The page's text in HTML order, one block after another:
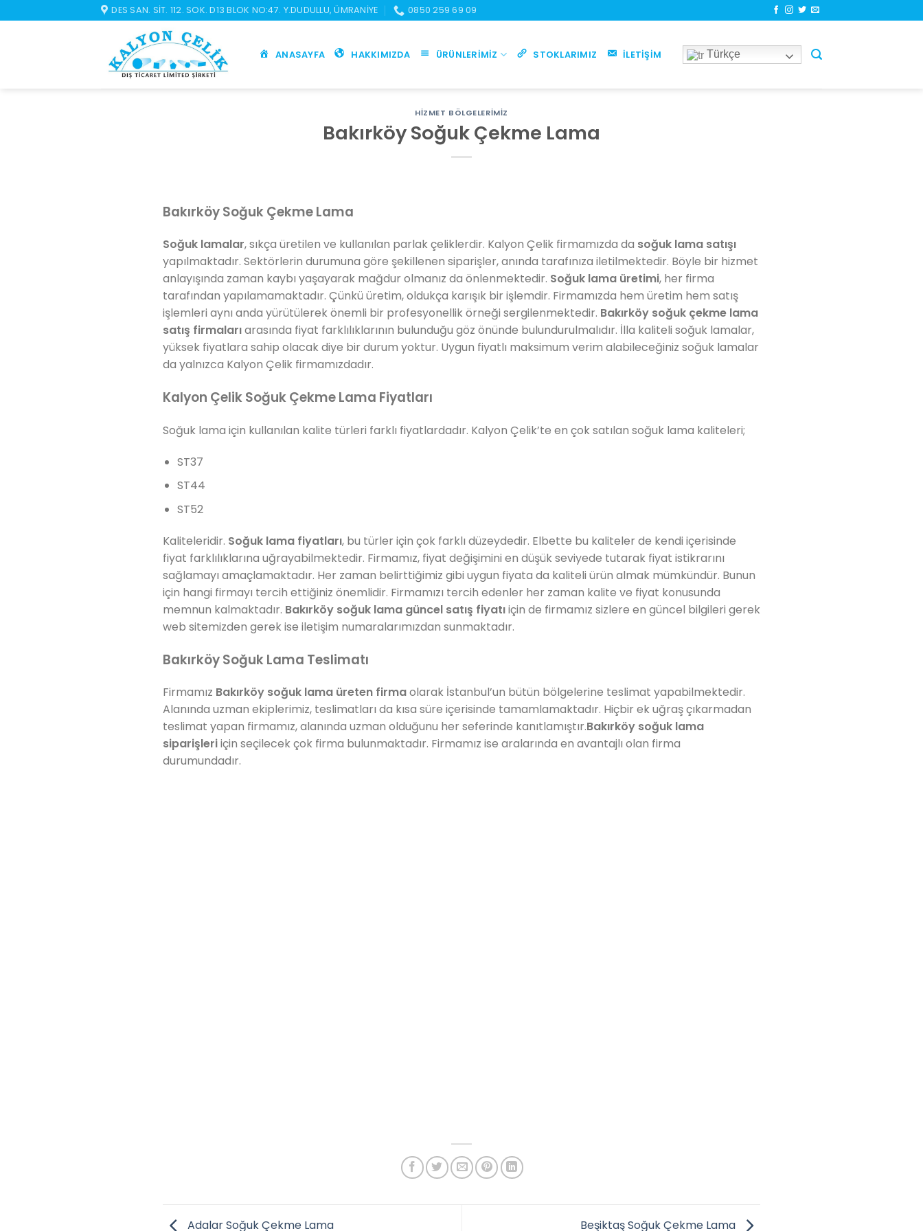
atla
DES SAN. SIT. 112. SOK. D13 BLOK NO:47. Y.DUDULLU, ÜMRANIYE 0850 259 69 09
ANASAYFA HAKKIMIZDA ÜRÜNLERIMIZ STOKLARIMIZ İLETIŞIM Türkçe
HIZMET BÖLGELERIMIZ
Bakırköy Soğuk Çekme Lama
Bakırköy Soğuk Çekme Lama
Soğuk lamalar, sıkça üretilen ve kullanılan parlak çeliklerdir. Kalyon Çelik firmamızda da soğuk lama satışı
yapılmaktadır. Sektörlerin durumuna göre şekillenen siparişler, anında tarafınıza iletilmektedir. Böyle bir hizmet
anlayışında zaman kaybı yaşayarak mağdur olmanız da önlenmektedir. Soğuk lama üretimi, her firma
tarafından yapılamamaktadır. Çünkü üretim, oldukça karışık bir işlemdir. Firmamızda hem üretim hem satış
işlemleri aynı anda yürütülerek önemli bir profesyonellik örneği sergilenmektedir. Bakırköy soğuk çekme lama
satış firmalarıarasında fiyat farklılıklarının bulunduğu göz önünde bulundurulmalıdır. İlla kaliteli soğuk lamalar,
yüksek fiyatlara sahip olacak diye bir durum yoktur. Uygun fiyatlı maksimum verim alabileceğiniz soğuk lamalar
da yalnızca Kalyon Çelik firmamızdadır.
Kalyon Çelik Soğuk Çekme Lama Fiyatları
Soğuk lama için kullanılan kalite türleri farklı fiyatlardadır. Kalyon Çelik’te en çok satılan soğuk lama kaliteleri;
ST37
ST44
ST52
Kaliteleridir. Soğuk lama fiyatları, bu türler için çok farklı düzeydedir. Elbette bu kaliteler de kendi içerisinde
fiyat farklılıklarına uğrayabilmektedir. Firmamız, fiyat değişimini en düşük seviyede tutarak fiyat istikrarını
sağlamayı amaçlamaktadır. Her zaman belirttiğimiz gibi uygun fiyata da kaliteli ürün almak mümkündür. Bunun
için hangi firmayı tercih ettiğiniz önemlidir. Firmamızı tercih edenler her zaman kalite ve fiyat konusunda
memnun kalmaktadır. Bakırköy soğuk lama güncel satış fiyatıiçin de firmamız sizlere en güncel bilgileri gerek
web sitemizden gerek ise iletişim numaralarımızdan sunmaktadır.
Bakırköy Soğuk Lama Teslimatı
Firmamız Bakırköy soğuk lama üreten firmaolarak İstanbul’un bütün bölgelerine teslimat yapabilmektedir.
Alanında uzman ekiplerimiz, teslimatları da kısa süre içerisinde tamamlamaktadır. Hiçbir ek uğraş çıkarmadan
teslimat yapan firmamız, alanında uzman olduğunu her seferinde kanıtlamıştır.Bakırköy soğuk lama
siparişleriiçin seçilecek çok firma bulunmaktadır. Firmamız ise aralarında en avantajlı olan firma
durumundadır.
Adalar Soğuk Çekme Lama Beşiktaş Soğuk Çekme Lama